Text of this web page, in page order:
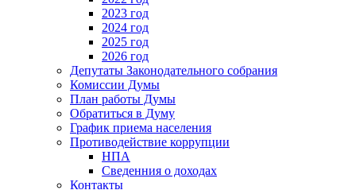
2023 год
2024 год
2025 год
2026 год
Депутаты Законодательного собрания
Комиссии Думы
План работы Думы
Обратиться в Думу
График приема населения
Противодействие коррупции
НПА
Сведенния о доходах
Контакты